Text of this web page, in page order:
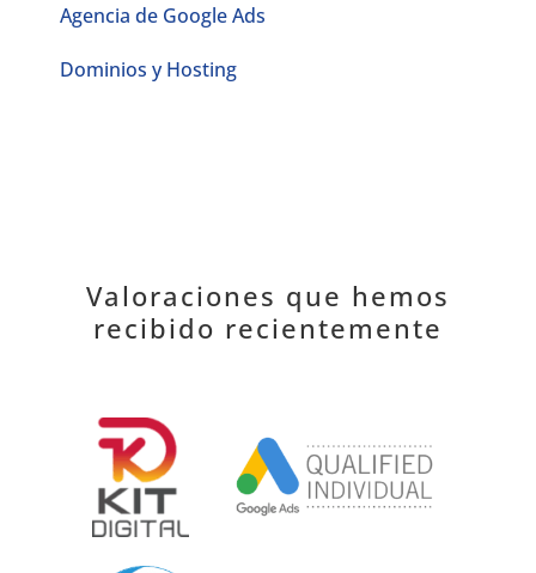
Agencia de Google Ads
Dominios y Hosting
Valoraciones que hemos
recibido recientemente